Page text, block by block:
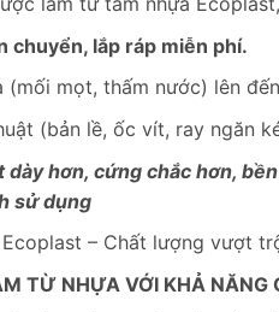
chuyển, lắp ráp miễn phí.
(mối mọt, thấm nước) lên
(bản lề, ốc vít, ray ngăn
dày hơn, cứng chắc hơn,
sử dụng
– Chất lượng vượt
TỪ NHỰA VỚI KHẢ NĂNG